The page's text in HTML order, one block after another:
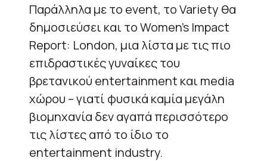
Παράλληλα με το event, το Variety θα
δημοσιεύσει και το Women’s Impact
Report: London, μια λίστα με τις πιο
επιδραστικές γυναίκες του
βρετανικού entertainment και media
χώρου – γιατί φυσικά καμία μεγάλη
βιομηχανία δεν αγαπά περισσότερο
τις λίστες από το ίδιο το
entertainment industry.